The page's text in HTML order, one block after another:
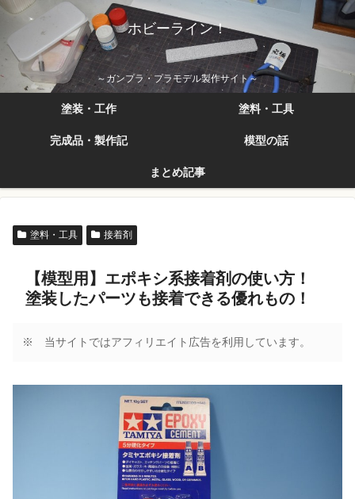
ホビーライン！
～ガンプラ・プラモデル製作サイト～
塗装・工作 塗料・工具
完成品・製作記 模型の話
まとめ記事
塗料・工具 接着剤
【模型用】エポキシ系接着剤の使い方！
塗装したパーツも接着できる優れもの！
※ 当サイトではアフィリエイト広告を利用しています。